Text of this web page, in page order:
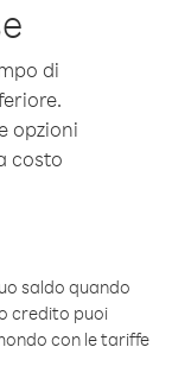
di
opzioni
costo
saldo quando
credito puoi
con le tariffe